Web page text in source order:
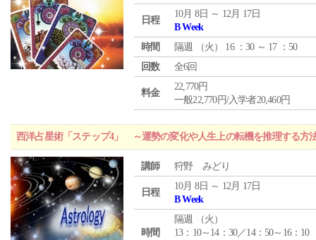
日程
10月 8日 ～ 12月 17日
B Week
時間
隔週 （火 ） 16 ：30 ～ 17 ：50
回数
全6回
料金
22,770円
一般22,770円/入学者20,460円
西洋占星術「ステップ4」 ～運勢の変化や人生上の転機を推理する方
講師 狩野 みどり
日程
10月 8日 ～ 12月 17日
B Week
時間
隔週 （火 ）
13：10～14：30／14：50～16：10